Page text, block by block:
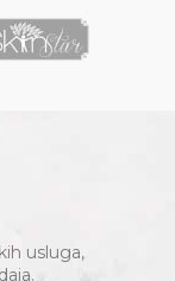
usluga,